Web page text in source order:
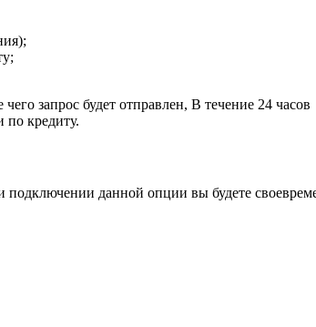
запрос будет отправлен, В течение 24 часов
по кредиту.
данной опции вы будете